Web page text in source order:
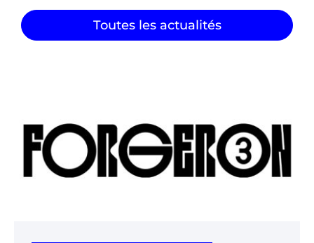
Toutes les actualités